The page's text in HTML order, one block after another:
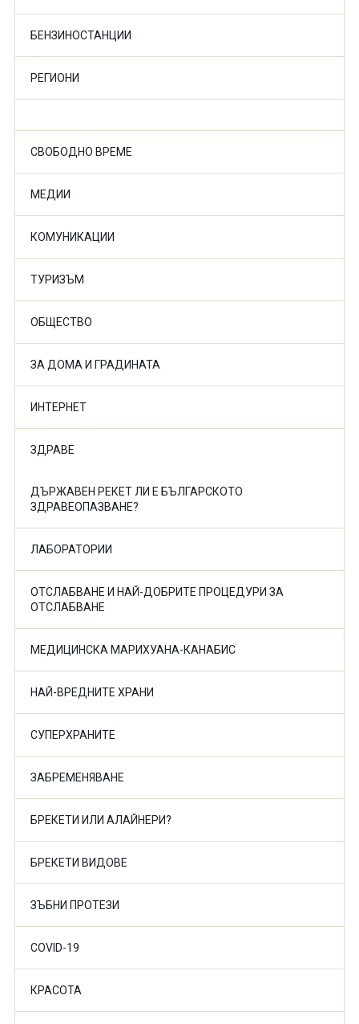
БЕНЗИНОСТАНЦИИ
РЕГИОНИ
СВОБОДНО ВРЕМЕ
МЕДИИ
КОМУНИКАЦИИ
ТУРИЗЪМ
ОБЩЕСТВО
ЗА ДОМА И ГРАДИНАТА
ИНТЕРНЕТ
ЗДРАВЕ
ДЪРЖАВЕН РЕКЕТ ЛИ Е БЪЛГАРСКОТО
ЗДРАВЕОПАЗВАНЕ?
ЛАБОРАТОРИИ
ОТСЛАБВАНЕ И НАЙ-ДОБРИТЕ ПРОЦЕДУРИ ЗА
ОТСЛАБВАНЕ
МЕДИЦИНСКА МАРИХУАНА-КАНАБИС
НАЙ-ВРЕДНИТЕ ХРАНИ
СУПЕРХРАНИТЕ
ЗАБРЕМЕНЯВАНЕ
БРЕКЕТИ ИЛИ АЛАЙНЕРИ?
БРЕКЕТИ ВИДОВЕ
ЗЪБНИ ПРОТЕЗИ
COVID-19
КРАСОТА